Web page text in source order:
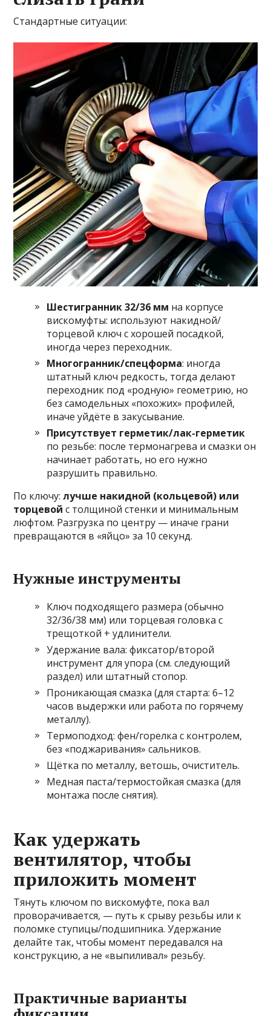
Стандартные ситуации:
Шестигранник 32/36 мм на корпусе
вискомуфты: используют накидной/
торцевой ключ с хорошей посадкой,
иногда через переходник.
Многогранник/спецформа: иногда
штатный ключ редкость, тогда делают
переходник под «родную» геометрию, но
без самодельных «похожих» профилей,
иначе уйдёте в закусывание.
Присутствует герметик/лак-герметик
по резьбе: после термонагрева и смазки он
начинает работать, но его нужно
разрушить правильно.
По ключу:лучше накидной (кольцевой) или
торцевой с толщиной стенки и минимальным
люфтом. Разгрузка по центру — иначе грани
превращаются в «яйцо» за 10 секунд.
Нужные инструменты
Ключ подходящего размера (обычно
32/36/38 мм) или торцевая головка с
трещоткой + удлинители.
Удержание вала: фиксатор/второй
инструмент для упора (см. следующий
раздел) или штатный стопор.
Проникающая смазка (для старта: 6–12
часов выдержки или работа по горячему
металлу).
Термоподход: фен/горелка с контролем,
без «поджаривания» сальников.
Щётка по металлу, ветошь, очиститель.
Медная паста/термостойкая смазка (для
монтажа после снятия).
Как удержать
вентилятор, чтобы
приложить момент
Тянуть ключом по вискомуфте, пока вал
проворачивается, — путь к срыву резьбы или к
поломке ступицы/подшипника. Удержание
делайте так, чтобы момент передавался на
конструкцию, а не «выпиливал» резьбу.
Практичные варианты